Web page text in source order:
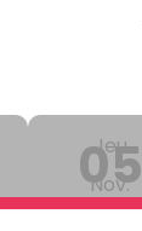
Jeu
05
Nov.